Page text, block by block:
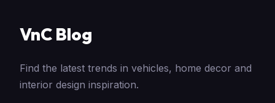
VnC Blog
Find the latest trends in vehicles, home decor and
interior design inspiration.